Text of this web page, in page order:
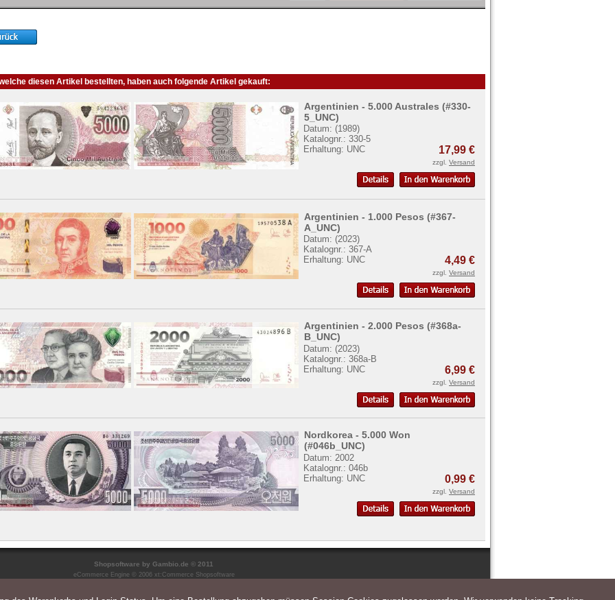
diesen Artikel bestellten, haben auch folgende Artikel gekauft:
Argentinien - 5.000 Australes (#330-
5_UNC)
Datum: (1989)
Katalognr.: 330-5
Erhaltung: UNC
17,99 €
zzgl. Versand
Argentinien - 1.000 Pesos (#367-
A_UNC)
Datum: (2023)
Katalognr.: 367-A
Erhaltung: UNC
4,49 €
zzgl. Versand
Argentinien - 2.000 Pesos (#368a-
B_UNC)
Datum: (2023)
Katalognr.: 368a-B
Erhaltung: UNC
6,99 €
zzgl. Versand
Nordkorea - 5.000 Won
(#046b_UNC)
Datum: 2002
Katalognr.: 046b
Erhaltung: UNC
0,99 €
zzgl. Versand
Shopsoftware by Gambio.de © 2011
eCommerce Engine © 2006 xt:Commerce Shopsoftware